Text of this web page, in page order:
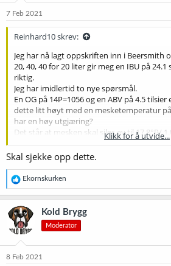
e
7 Feb 2021
Reinhard10 skrev:
Jeg har nå lagt oppskriften inn i Beersmith
20, 40, 40 for 20 liter gir meg en IBU på
riktig.
Jeg har imidlertid to nye spørsmål.
En OG på 14P=1056 og en ABV på 4.5 tilsier
dette litt høyt med en mesketemperatur på
har en høy utgjæring?
Det står at mesken skal siles av til 17,8°P/
betyr at OG før koking er 1071. Vil ikke det
etter 90 min koking pga fordamping?
Beklager denne "nitpickingen", men jeg vil
oppskriften og derfor vite hva jeg gjør.
Klikk for å utvide...
Skal sjekke opp dette.
R
e
a
k
s
j
o
e
Ekornskurken
Kold Brygg
Moderator
8 Feb 2021